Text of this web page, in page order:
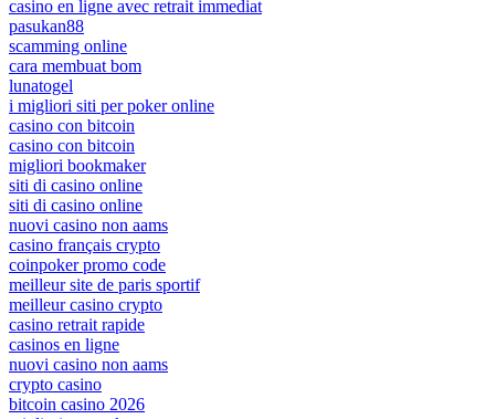
casino en ligne avec retrait immediat
pasukan88
scamming online
cara membuat bom
lunatogel
i migliori siti per poker online
casino con bitcoin
casino con bitcoin
migliori bookmaker
siti di casino online
siti di casino online
nuovi casino non aams
casino français crypto
coinpoker promo code
meilleur site de paris sportif
meilleur casino crypto
casino retrait rapide
casinos en ligne
nuovi casino non aams
crypto casino
bitcoin casino 2026